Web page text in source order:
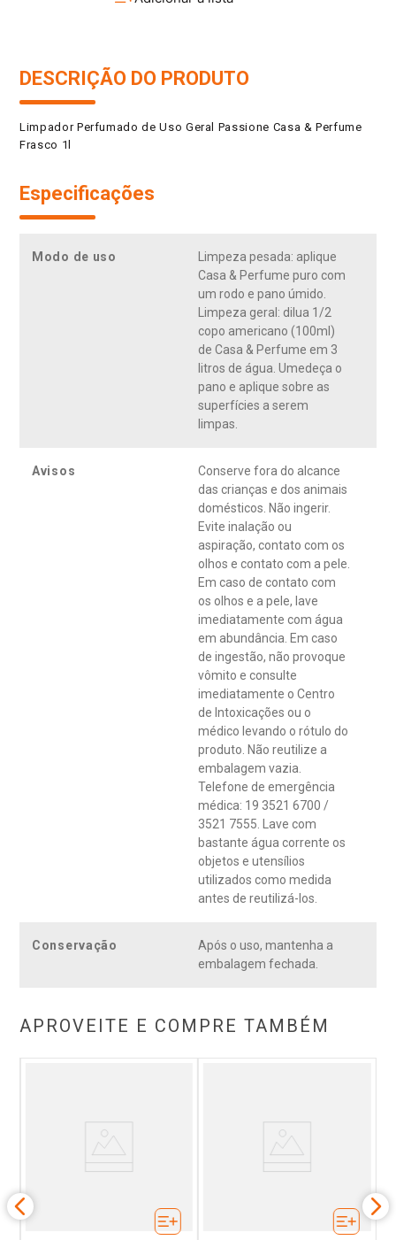
DESCRIÇÃO DO PRODUTO
Limpador Perfumado de Uso Geral Passione Casa & Perfume
Frasco 1l
Especificações
Modo de uso
Limpeza pesada: aplique
Casa & Perfume puro com
um rodo e pano úmido.
Limpeza geral: dilua 1/2
copo americano (100ml)
de Casa & Perfume em 3
litros de água. Umedeça o
pano e aplique sobre as
superfícies a serem
limpas.
Avisos
Conserve fora do alcance
das crianças e dos animais
domésticos. Não ingerir.
Evite inalação ou
aspiração, contato com os
olhos e contato com a pele.
Em caso de contato com
os olhos e a pele, lave
imediatamente com água
em abundância. Em caso
de ingestão, não provoque
vômito e consulte
imediatamente o Centro
de Intoxicações ou o
médico levando o rótulo do
produto. Não reutilize a
embalagem vazia.
Telefone de emergência
médica: 19 3521 6700 /
3521 7555. Lave com
bastante água corrente os
objetos e utensílios
utilizados como medida
antes de reutilizá-los.
Conservação
Após o uso, mantenha a
embalagem fechada.
APROVEITE E COMPRE TAMBÉM